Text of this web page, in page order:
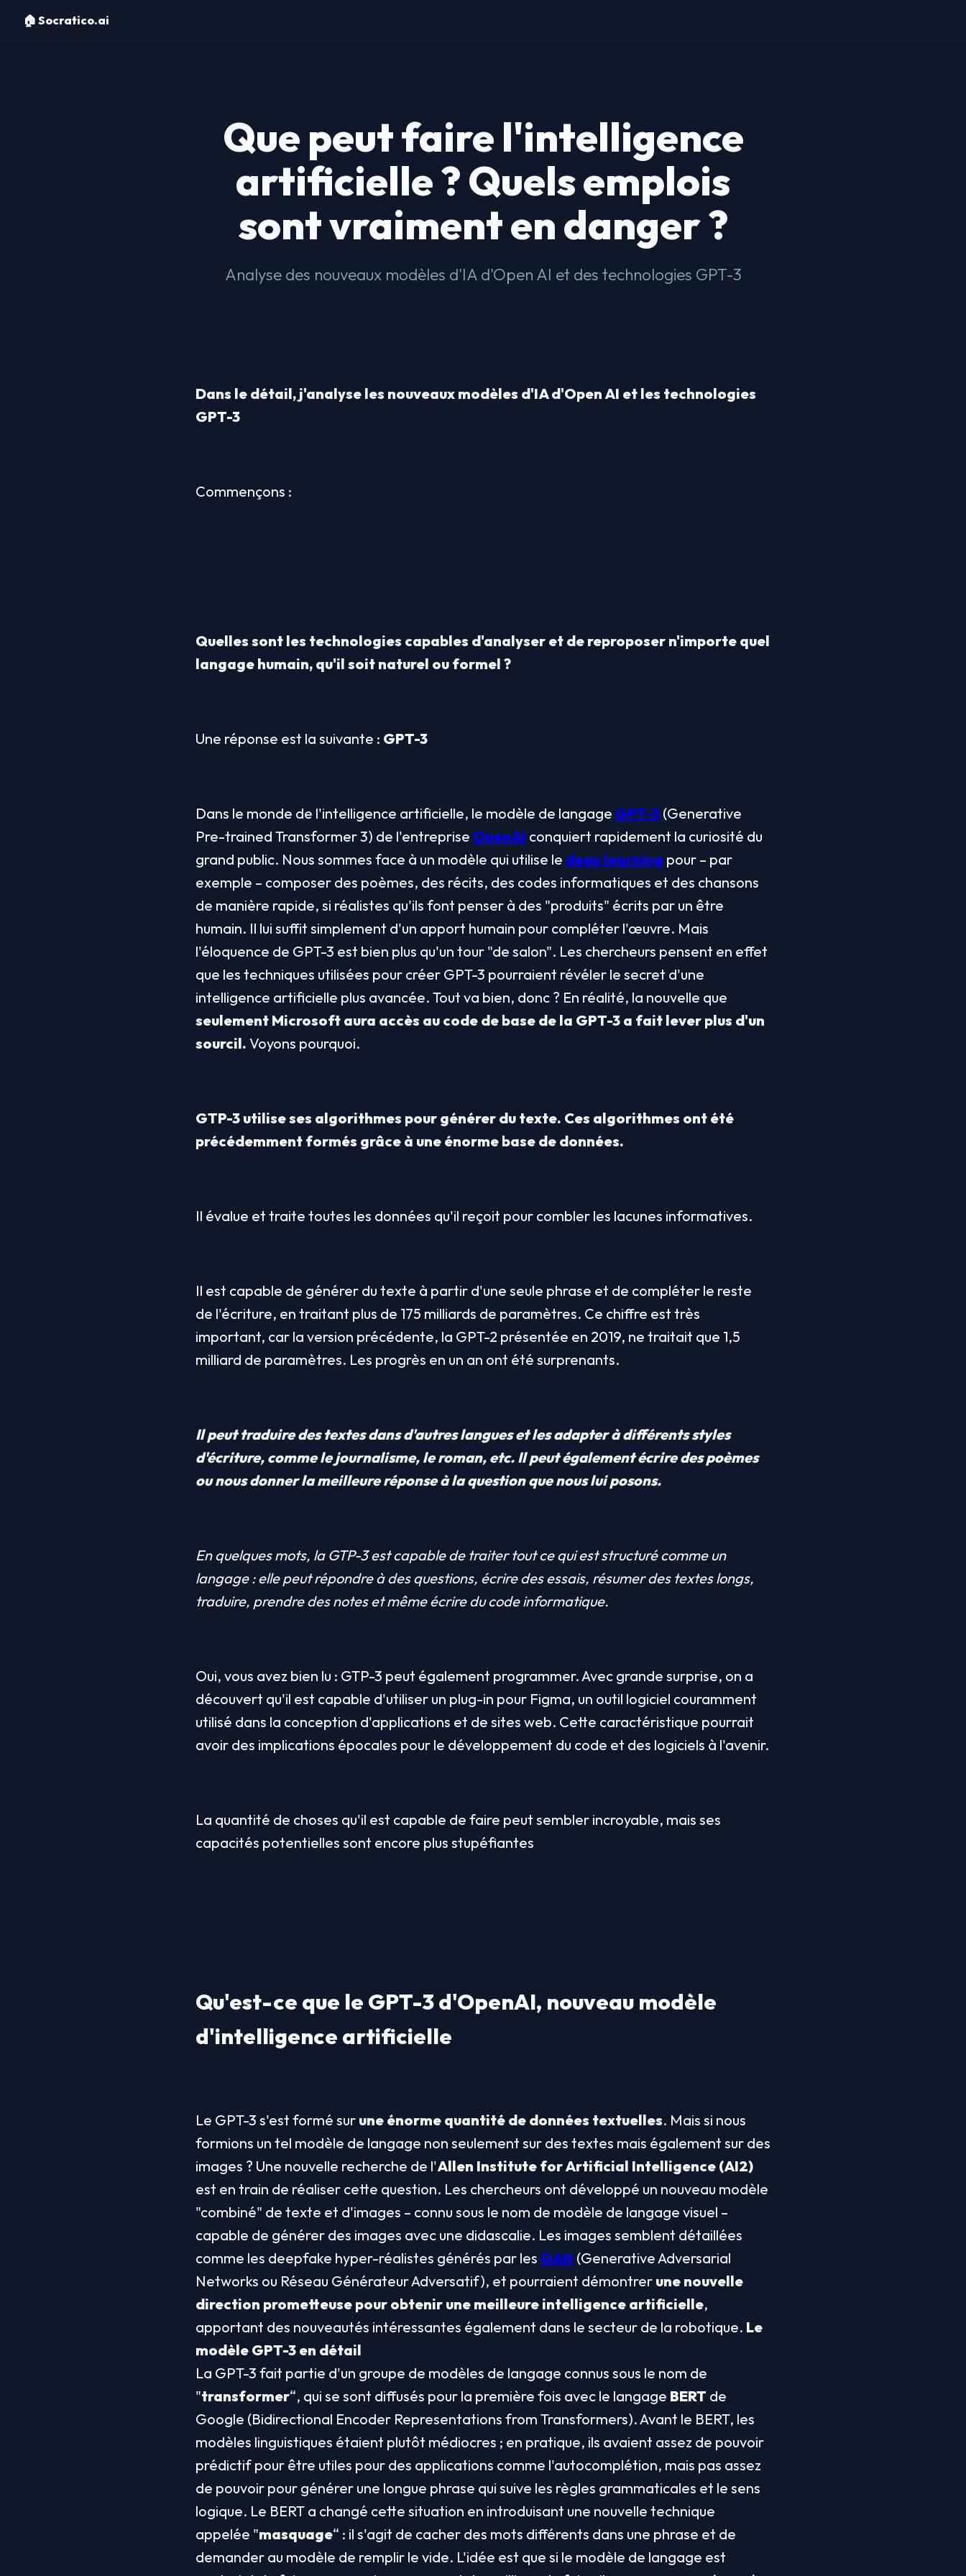
🏠 Socratico.ai
Que peut faire l'intelligence
artificielle ? Quels emplois
sont vraiment en danger ?
Analyse des nouveaux modèles d'IA d'Open AI et des technologies GPT-3
Dans le détail, j'analyse les nouveaux modèles d'IA d'Open AI et les technologies
GPT-3
Commençons :
Quelles sont les technologies capables d'analyser et de reproposer n'importe quel
langage humain, qu'il soit naturel ou formel ?
Une réponse est la suivante : GPT-3
Dans le monde de l'intelligence artificielle, le modèle de langage GPT-3 (Generative
Pre-trained Transformer 3) de l'entreprise OpenAI conquiert rapidement la curiosité du
grand public. Nous sommes face à un modèle qui utilise le deep learning pour – par
exemple – composer des poèmes, des récits, des codes informatiques et des chansons
de manière rapide, si réalistes qu'ils font penser à des "produits" écrits par un être
humain. Il lui suffit simplement d'un apport humain pour compléter l'œuvre. Mais
l'éloquence de GPT-3 est bien plus qu'un tour "de salon". Les chercheurs pensent en effet
que les techniques utilisées pour créer GPT-3 pourraient révéler le secret d'une
seulement Microsoft aura accès au code de base de la GPT-3 a fait lever plus d'un
sourcil. Voyons pourquoi.
GTP-3 utilise ses algorithmes pour générer du texte. Ces algorithmes ont été
précédemment formés grâce à une énorme base de données.
Il évalue et traite toutes les données qu'il reçoit pour combler les lacunes informatives.
Il est capable de générer du texte à partir d'une seule phrase et de compléter le reste
de l'écriture, en traitant plus de 175 milliards de paramètres. Ce chiffre est très
important, car la version précédente, la GPT-2 présentée en 2019, ne traitait que 1,5
milliard de paramètres. Les progrès en un an ont été surprenants.
Il peut traduire des textes dans d'autres langues et les adapter à différents styles
d'écriture, comme le journalisme, le roman, etc. Il peut également écrire des poèmes
ou nous donner la meilleure réponse à la question que nous lui posons.
En quelques mots, la GTP-3 est capable de traiter tout ce qui est structuré comme un
langage : elle peut répondre à des questions, écrire des essais, résumer des textes longs,
traduire, prendre des notes et même écrire du code informatique.
Oui, vous avez bien lu : GTP-3 peut également programmer. Avec grande surprise, on a
découvert qu'il est capable d'utiliser un plug-in pour Figma, un outil logiciel couramment
utilisé dans la conception d'applications et de sites web. Cette caractéristique pourrait
avoir des implications épocales pour le développement du code et des logiciels à l'avenir.
La quantité de choses qu'il est capable de faire peut sembler incroyable, mais ses
capacités potentielles sont encore plus stupéfiantes
Qu'est-ce que le GPT-3 d'OpenAI, nouveau modèle
d'intelligence artificielle
Le GPT-3 s'est formé sur une énorme quantité de données textuelles. Mais si nous
formions un tel modèle de langage non seulement sur des textes mais également sur des
images ? Une nouvelle recherche de l'Allen Institute for Artificial Intelligence (AI2)
est en train de réaliser cette question. Les chercheurs ont développé un nouveau modèle
"combiné" de texte et d'images – connu sous le nom de modèle de langage visuel –
capable de générer des images avec une didascalie. Les images semblent détaillées
comme les deepfake hyper-réalistes générés par les GAN (Generative Adversarial
Networks ou Réseau Générateur Adversatif), et pourraient démontrer une nouvelle
direction prometteuse pour obtenir une meilleure intelligence artificielle,
apportant des nouveautés intéressantes également dans le secteur de la robotique. Le
modèle GPT-3 en détail
La GPT-3 fait partie d'un groupe de modèles de langage connus sous le nom de
"transformer“, qui se sont diffusés pour la première fois avec le langage BERT de
Google (Bidirectional Encoder Representations from Transformers). Avant le BERT, les
modèles linguistiques étaient plutôt médiocres ; en pratique, ils avaient assez de pouvoir
prédictif pour être utiles pour des applications comme l'autocomplétion, mais pas assez
de pouvoir pour générer une longue phrase qui suive les règles grammaticales et le sens
logique. Le BERT a changé cette situation en introduisant une nouvelle technique
appelée "masquage“ : il s'agit de cacher des mots différents dans une phrase et de
demander au modèle de remplir le vide. L'idée est que si le modèle de langage est